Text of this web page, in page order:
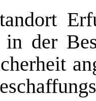
in der